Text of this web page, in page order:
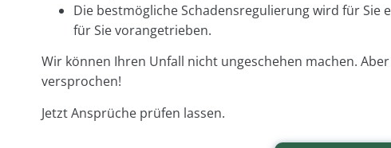
Die bestmögliche Schadensregulierung wird für
für Sie vorangetrieben.
Wir können Ihren Unfall nicht ungeschehen machen.
versprochen!
Jetzt Ansprüche prüfen lassen.